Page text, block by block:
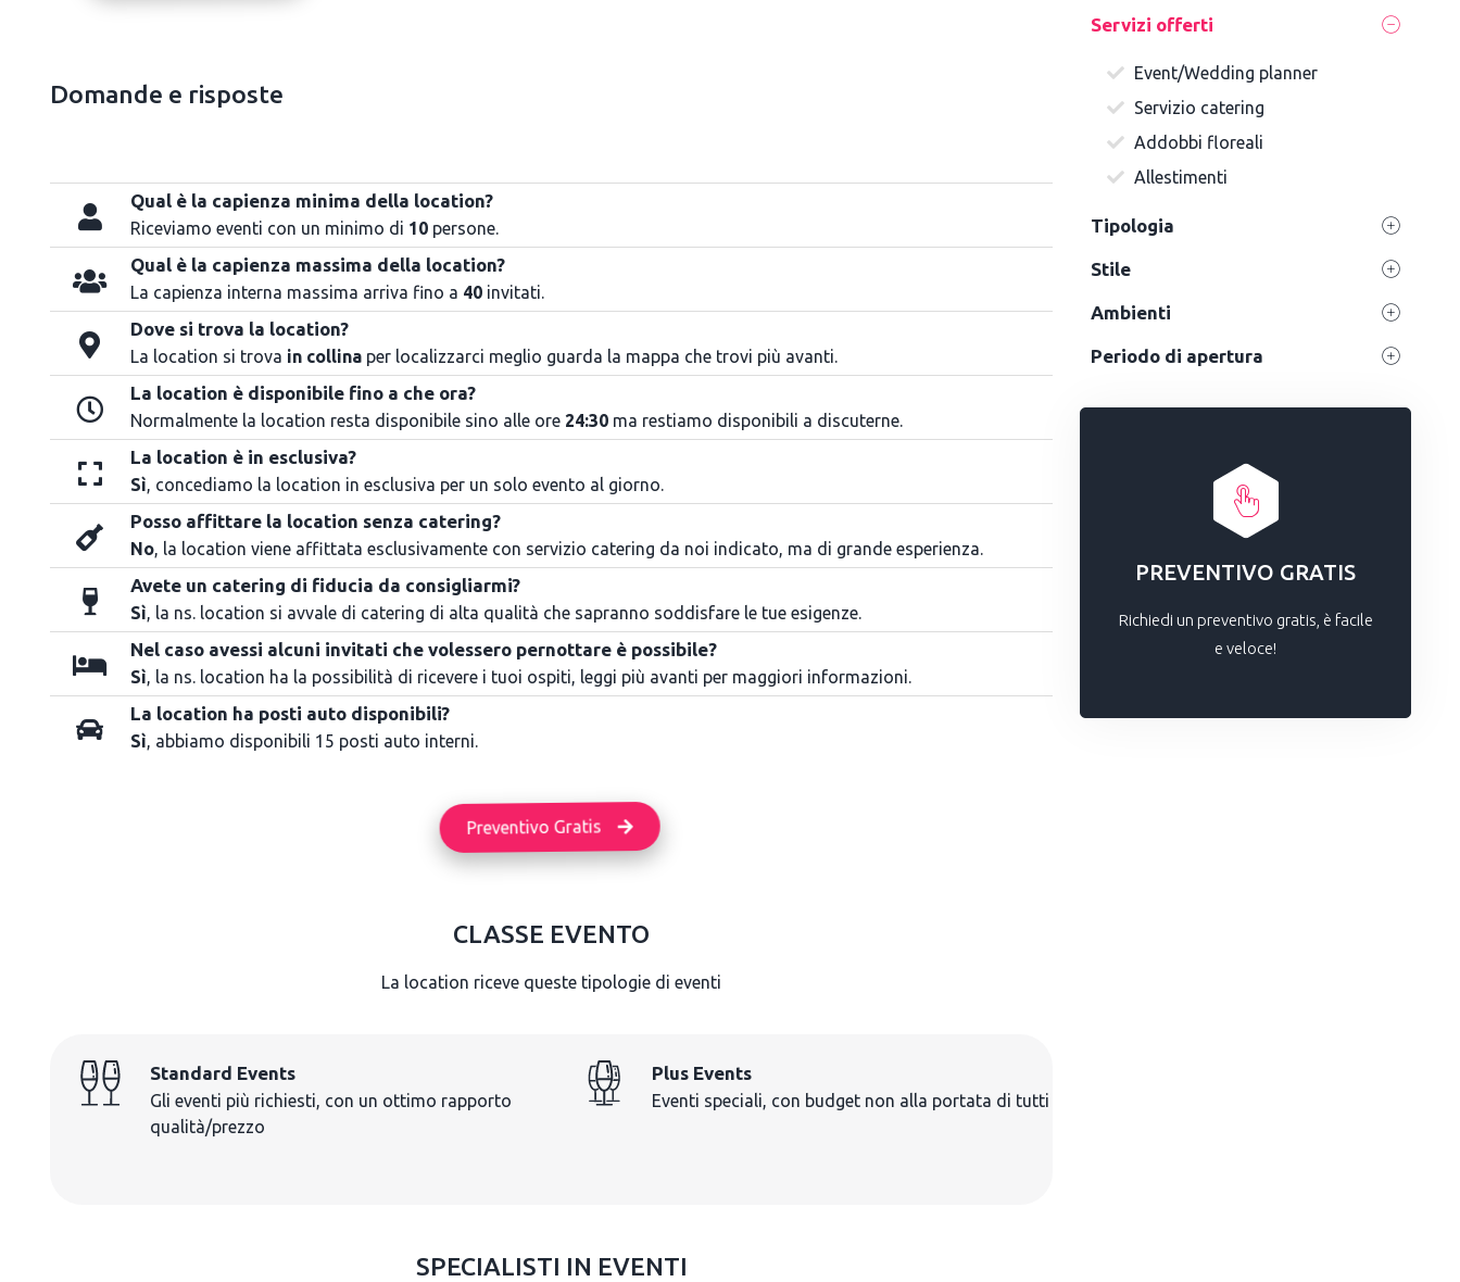
Domande e risposte
Qual è la capienza minima della location?
Riceviamo eventi con un minimo di 10persone.
Qual è la capienza massima della location?
La capienza interna massima arriva fino a 40invitati.
Dove si trova la location?
La location si trova in collinaper localizzarci meglio guarda la mappa che trovi più avanti.
La location è disponibile fino a che ora?
Normalmente la location resta disponibile sino alle ore 24:30ma restiamo disponibili a discuterne.
La location è in esclusiva?
Sì, concediamo la location in esclusiva per un solo evento al giorno.
Posso affittare la location senza catering?
No, la location viene affittata esclusivamente con servizio catering da noi indicato, ma di grande esperienza.
Avete un catering di fiducia da consigliarmi?
Sì, la ns. location si avvale di catering di alta qualità che sapranno soddisfare le tue esigenze.
Nel caso avessi alcuni invitati che volessero pernottare è possibile?
Sì, la ns. location ha la possibilità di ricevere i tuoi ospiti, leggi più avanti per maggiori informazioni.
La location ha posti auto disponibili?
Sì, abbiamo disponibili 15 posti auto interni.
Preventivo Gratis
CLASSE EVENTO
La location riceve queste tipologie di eventi
Standard Events
Gli eventi più richiesti, con un ottimo rapporto
qualità/prezzo
Plus Events
Eventi speciali, con budget non alla portata di tutti
SPECIALISTI IN EVENTI
Servizi offerti
Event/Wedding planner
Servizio catering
Addobbi floreali
Allestimenti
Tipologia
Stile
Ambienti
Periodo di apertura
PREVENTIVO GRATIS
Richiedi un preventivo gratis, è facile
e veloce!